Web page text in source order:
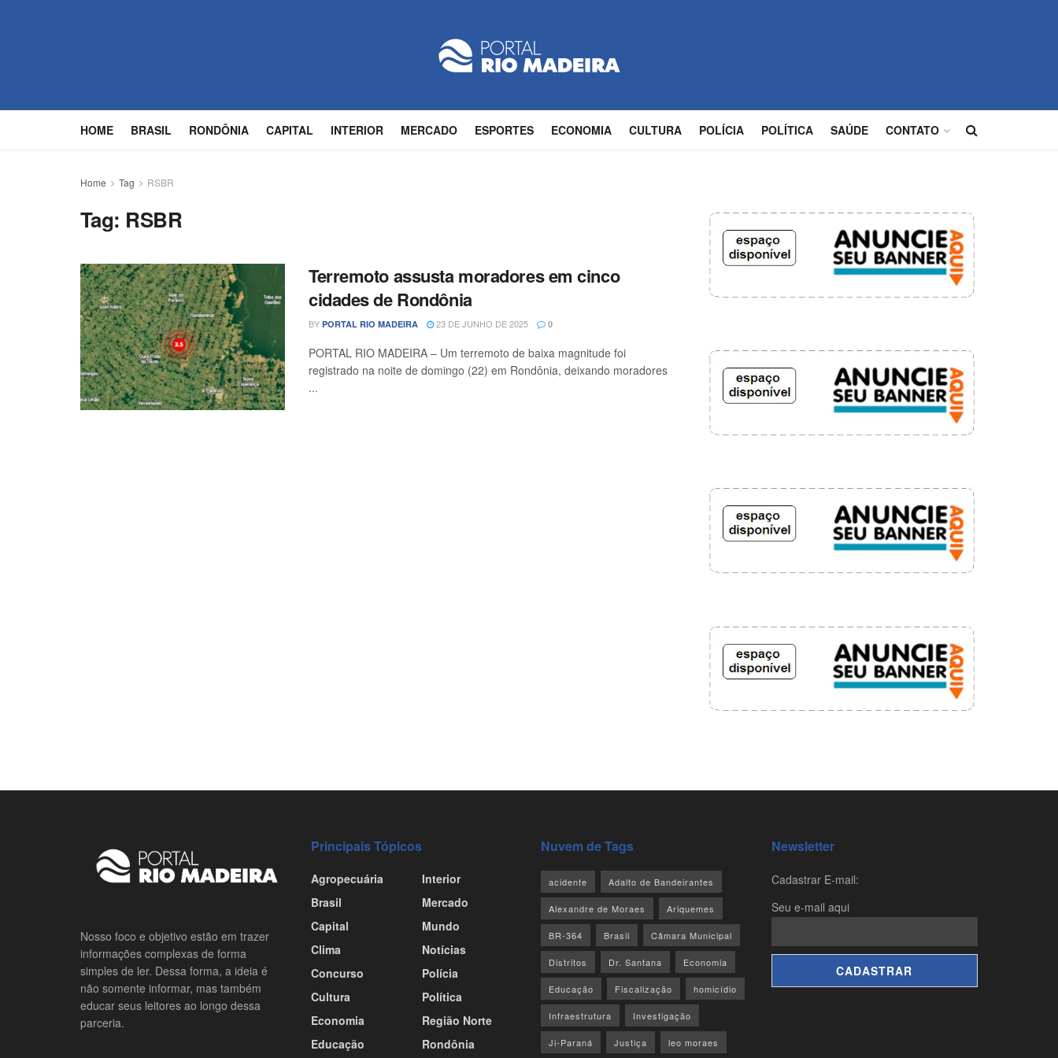
HOME BRASIL RONDÔNIA CAPITAL INTERIOR MERCADO ESPORTES ECONOMIA CULTURA POLÍCIA POLÍTICA SAÚDE CONTATO
Home Tag RSBR
Tag: RSBR
Terremoto assusta moradores em cinco
cidades de Rondônia
BY PORTAL RIO MADEIRA 23 DE JUNHO DE 2025 0
PORTAL RIO MADEIRA – Um terremoto de baixa magnitude foi
registrado na noite de domingo (22) em Rondônia, deixando moradores
...
Nosso foco e objetivo estão em trazer
informações complexas de forma
simples de ler. Dessa forma, a ideia é
não somente informar, mas também
educar seus leitores ao longo dessa
parceria.
Principais Tópicos
Agropecuária
Brasil
Capital
Clima
Concurso
Cultura
Economia
Educação
Interior
Mercado
Mundo
Notícias
Polícia
Política
Região Norte
Rondônia
Nuvem de Tags
acidente Adalto de Bandeirantes
Alexandre de Moraes Ariquemes
BR-364 Brasil Câmara Municipal
Distritos Dr. Santana Economia
Educação Fiscalização homicídio
Infraestrutura Investigação
Ji-Paraná Justiça leo moraes
Newsletter
Cadastrar E-mail:
Seu e-mail aqui